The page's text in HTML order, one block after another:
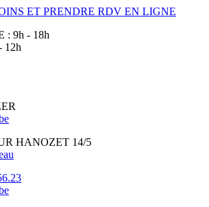
ET PRENDRE RDV EN LIGNE
: 9h - 18h
12h
HANOZET 14/5